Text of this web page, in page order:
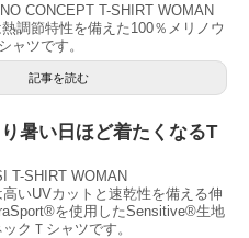
CONCEPT T-SHIRT WOMAN
熱調節特性を備えた100％メリノウ
ャツです。
記事を読む
暑い日ほど着たくなるT
T-SHIRT WOMAN
高いUVカットと速乾性を備える伸
を使用したSensitive®生地
クＴシャツです。